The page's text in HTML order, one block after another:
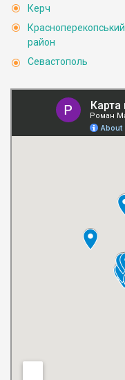
Керч
Красноперекопський
район
Севастополь